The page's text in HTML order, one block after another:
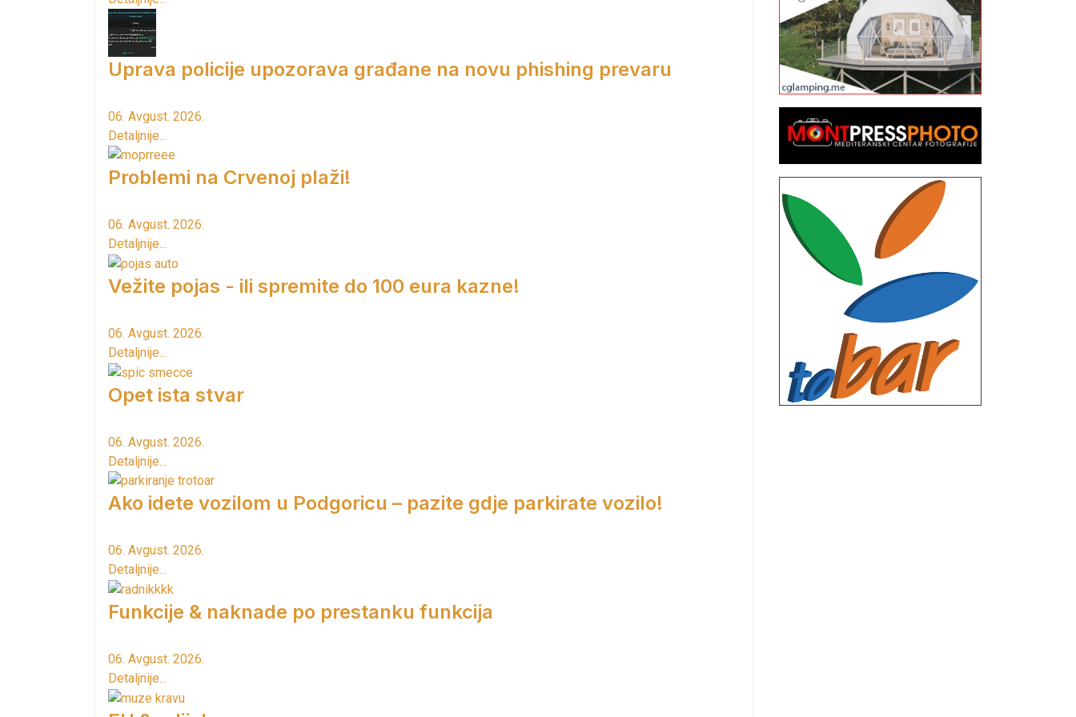
Uprava policije upozorava građane na novu phishing prevaru
06. Avgust. 2026.
Detaljnije...
Problemi na Crvenoj plaži!
06. Avgust. 2026.
Detaljnije...
Vežite pojas - ili spremite do 100 eura kazne!
06. Avgust. 2026.
Detaljnije...
Opet ista stvar
06. Avgust. 2026.
Detaljnije...
Ako idete vozilom u Podgoricu – pazite gdje parkirate vozilo!
06. Avgust. 2026.
Detaljnije...
Funkcije & naknade po prestanku funkcija
06. Avgust. 2026.
Detaljnije...